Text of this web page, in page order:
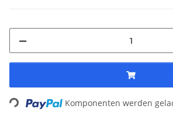
Loading... Komponenten werden